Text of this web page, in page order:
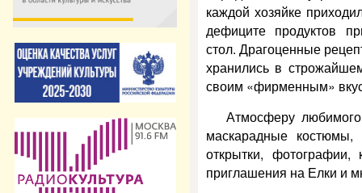
каждой хозяйке
дефиците продуктов
стол. Драгоценные
хранились в
своим «фирменным»
Атмосферу
маскарадные костюмы,
открытки,
приглашения на Елки и